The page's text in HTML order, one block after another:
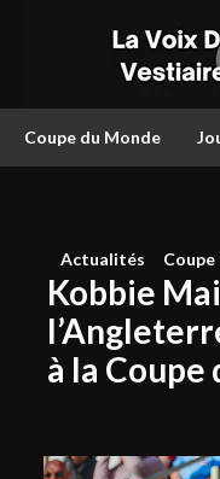
Coupe du Monde
Actualités
Kobbie
à la Coupe